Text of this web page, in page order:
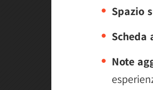
Spazio
Scheda
Note